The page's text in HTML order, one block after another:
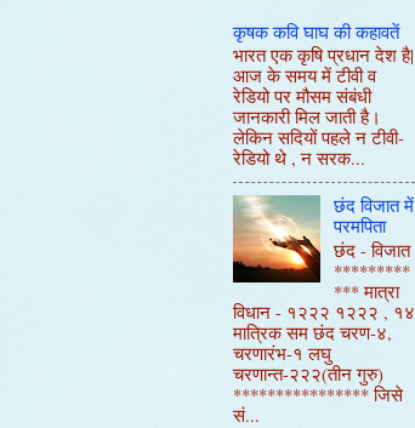
कृषक कवि घाघ की कहावतें
भारत एक कृषि प्रधान देश है|
आज के समय में टीवी व
रेडियो पर मौसम संबंधी
जानकारी मिल जाती है।
लेकिन सदियों पहले न टीवी-
रेडियो थे , न सरक...
छंद विजात में
परमपिता
छंद - विजात
*********
*** मात्रा
विधान - १२२२ १२२२ , १४
मात्रिक सम छंद चरण-४,
चरणारंभ-१ लघु
चरणान्त-२२२(तीन गुरु)
**************** जिसे
सं...